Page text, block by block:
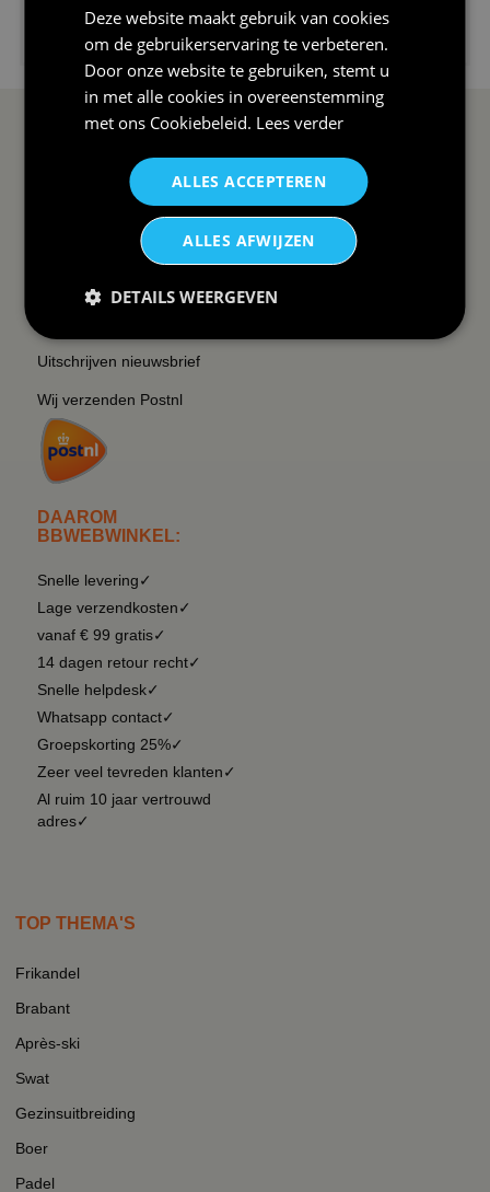
€24,95
I love korfbal t-shirt sport s...
Veel gestelde vragen
Order Status
Uitschrijven nieuwsbrief
Wij verzenden Postnl
DAAROM
BBWEBWINKEL:
Snelle levering✓
Lage verzendkosten✓
vanaf € 99 gratis✓
14 dagen retour recht✓
Snelle helpdesk✓
Whatsapp contact✓
Groepskorting 25%✓
Zeer veel tevreden klanten✓
Al ruim 10 jaar vertrouwd
adres✓
Sitemapping
Overzicht thema's
Overzicht rubrieken
Wat vinden klanten van ons
TOP THEMA'S
Frikandel
Brabant
Après-ski
Swat
Gezinsuitbreiding
Boer
Padel
Deze website maakt gebruik van cookies
om de gebruikerservaring te verbeteren.
Door onze website te gebruiken, stemt u
in met alle cookies in overeenstemming
met ons Cookiebeleid. Lees verder
ALLES ACCEPTEREN
ALLES AFWIJZEN
DETAILS WEERGEVEN